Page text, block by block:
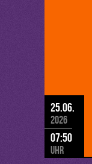
25.06.
2026
07:50
Uhr